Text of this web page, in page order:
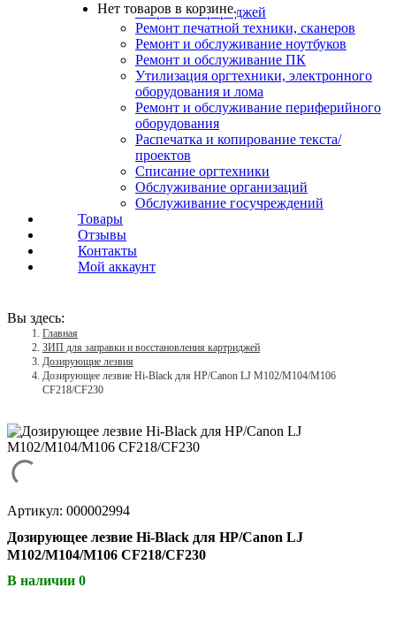
Нет товаров в корзине.
Заправка картриджей
Ремонт печатной техники, сканеров
Ремонт и обслуживание ноутбуков
Ремонт и обслуживание ПК
Утилизация оргтехники, электронного
оборудования и лома
Ремонт и обслуживание периферийного
оборудования
Распечатка и копирование текста/
проектов
Списание оргтехники
Обслуживание организаций
Обслуживание госучреждений
Товары
Отзывы
Контакты
Мой аккаунт
Вы здесь:
Главная
ЗИП для заправки и восстановления картриджей
Дозирующие лезвия
Дозирующее лезвие Hi-Black для HP/Canon LJ M102/M104/M106
CF218/CF230
Артикул: 000002994
Дозирующее лезвие Hi-Black для HP/Canon LJ
M102/M104/M106 CF218/CF230
В наличии 0